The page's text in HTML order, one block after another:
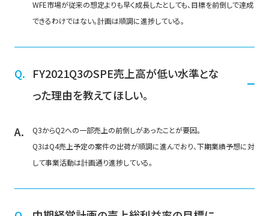
WFE市場が従来の想定よりも早く成長したとしても、目標を前倒しで達成
できるわけではない。計画は順調に進捗している。
FY2021Q3のSPE売上高が低い水準とな
った理由を教えてほしい。
Q3からQ2への一部売上の前倒しがあったことが要因。
Q3はQ4売上予定の案件の出荷が順調に進んでおり、下期業績予想に対
して事業活動は計画通り進捗している。